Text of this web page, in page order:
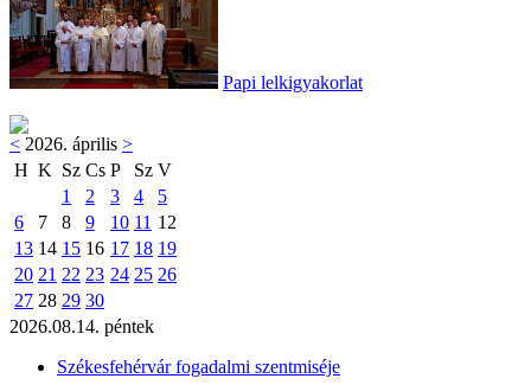
Papi lelkigyakorlat
< 2026. április >
H K Sz Cs P Sz V
1
2 3 4
5
6
7 8 9 10 11 12
13 14 15 16 17 18 19
20 21 22 23 24 25 26
27 28 29 30
2026.08.14. péntek
Székesfehérvár fogadalmi szentmiséje